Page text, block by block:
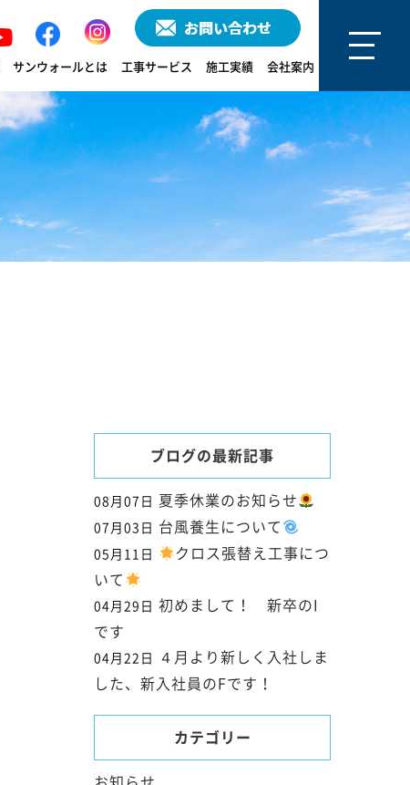
サンウォールとは 工事サービス 施工実績 会社案内
ブログの最新記事
08月07日 夏季休業のお知らせ
07月03日 台風養生について
05月11日
クロス張替え工事につ
いて
04月29日
初めまして！ 新卒のI
です
04月22日
４月より新しく入社しま
した、新入社員のFです！
カテゴリー